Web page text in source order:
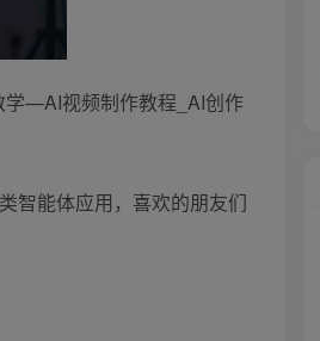
学—AI视频制作教程_AI创作
智能体应用，喜欢的朋友们